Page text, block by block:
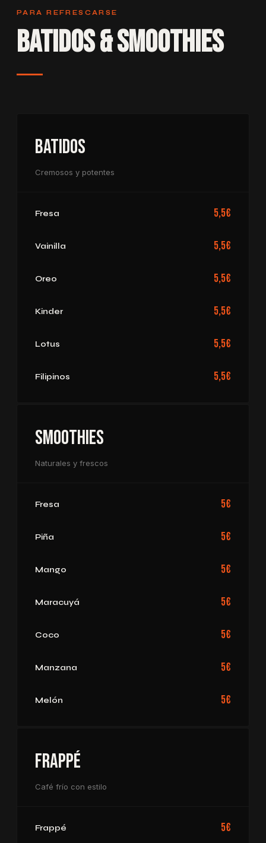
PARA REFRESCARSE
Batidos & Smoothies
Batidos
Cremosos y potentes
Fresa 5,5€
Vainilla 5,5€
Oreo 5,5€
Kinder 5,5€
Lotus 5,5€
Filipinos 5,5€
Smoothies
Naturales y frescos
Fresa 5€
Piña 5€
Mango 5€
Maracuyá 5€
Coco 5€
Manzana 5€
Melón 5€
Frappé
Café frío con estilo
Frappé 5€